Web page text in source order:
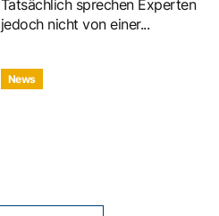
Tatsächlich sprechen Experten
jedoch nicht von einer...
News